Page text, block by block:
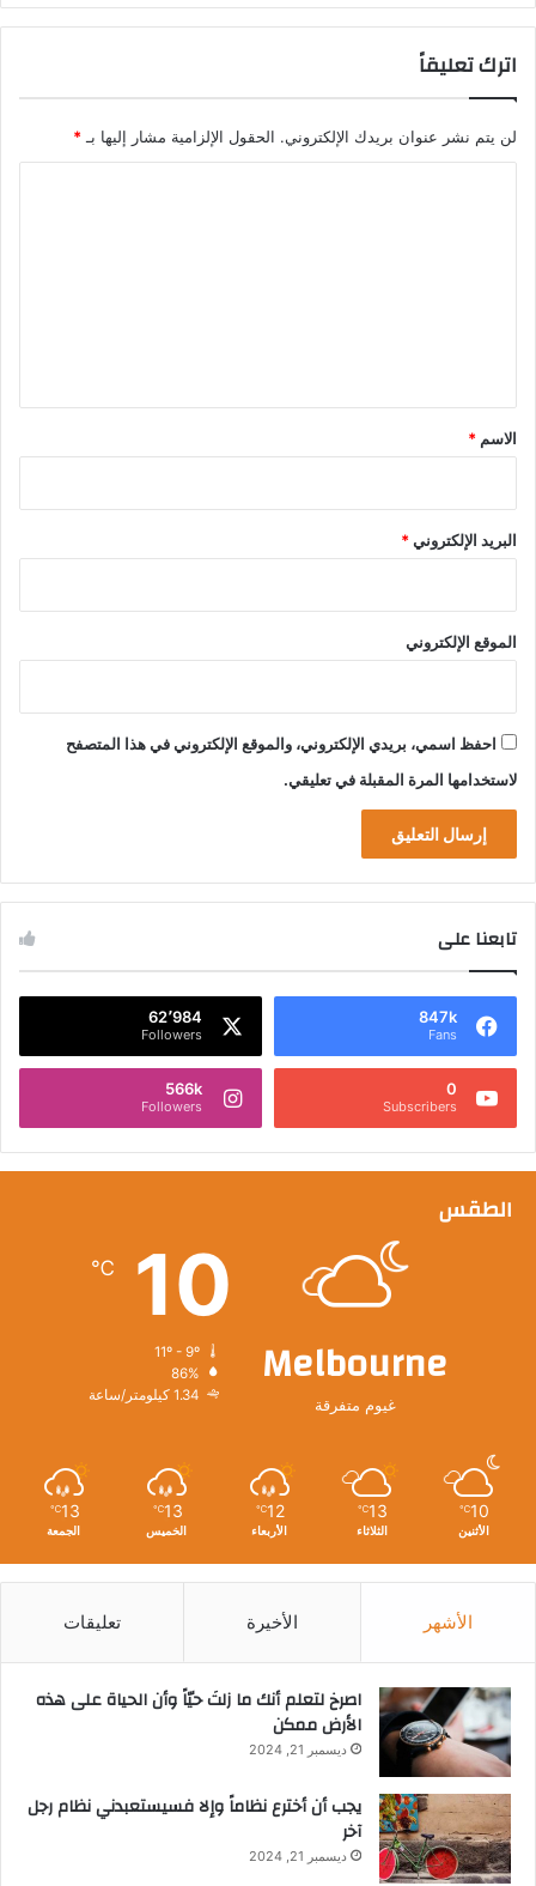
اترك تعليقاً
لن يتم نشر عنوان بريدك الإلكتروني. الحقول الإلزامية مشار إليها بـ *
*
الاسم *
البريد الإلكتروني*
الموقع الإلكتروني
احفظ اسمي، بريدي الإلكتروني، والموقع الإلكتروني في هذا المتصفح
لاستخدامها المرة المقبلة في تعليقي.
تابعنا على
847k
Fans
62٬984
Followers
0
Subscribers
566k
Followers
الطقس
Melbourne
غيوم متفرقة
10
℃
86%
1.34 كيلومتر/ساعة
10
℃
الأثنين
13
℃
الثلاثاء
12
℃
الأربعاء
13
℃
الخميس
13
℃
الجمعة
الأشهر الأخيرة تعليقات
‫اصرخ لتعلم أنك ما زلتَ حيّاً وأن الحياة على هذه
الأرض ممكن
ديسمبر 21, 2024
يجب أن أخترع نظاماً وإلا فسيستعبدني نظام رجل
آخر
ديسمبر 21, 2024